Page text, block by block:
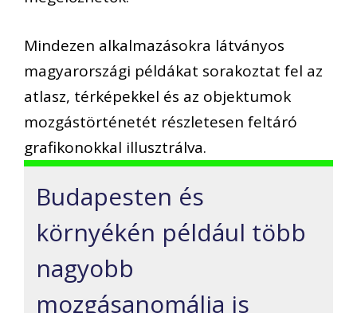
Mindezen alkalmazásokra látványos
magyarországi példákat sorakoztat fel az
atlasz, térképekkel és az objektumok
mozgástörténetét részletesen feltáró
grafikonokkal illusztrálva.
Budapesten és
környékén például több
nagyobb
mozgásanomália is